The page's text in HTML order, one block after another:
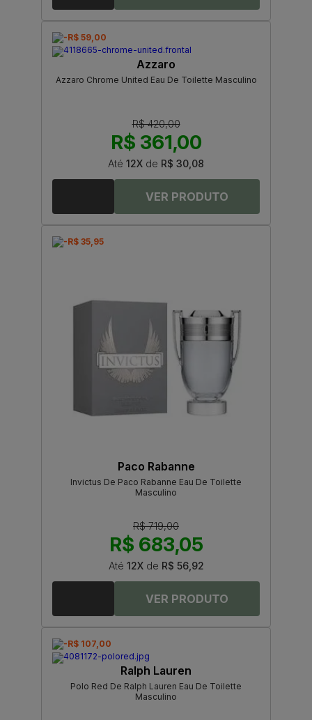
-R$ 59,00
Azzaro
Azzaro Chrome United Eau De Toilette Masculino
R$ 420,00
R$ 361,00
Até 12X de R$ 30,08
-R$ 35,95
Paco Rabanne
Invictus De Paco Rabanne Eau De Toilette
Masculino
R$ 719,00
R$ 683,05
Até 12Xde R$ 56,92
-R$ 107,00
Ralph Lauren
Polo Red De Ralph Lauren Eau De Toilette
Masculino